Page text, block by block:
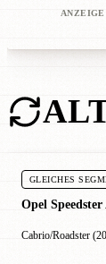
ANZEIGE
GLEICHES
Opel Speedster
Cabrio/Roadster